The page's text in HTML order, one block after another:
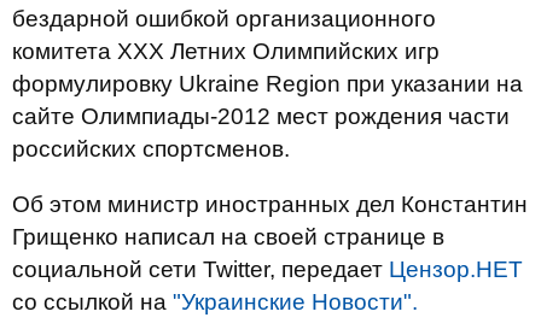
бездарной ошибкой организационного
комитета ХХХ Летних Олимпийских игр
формулировку Ukraine Region при указании на
сайте Олимпиады-2012 мест рождения части
российских спортсменов.
Об этом министр иностранных дел Константин
Грищенко написал на своей странице в
социальной сети Twitter, передает Цензор.НЕТ
со ссылкой на "Украинские Новости".